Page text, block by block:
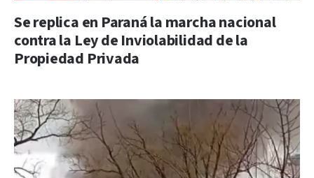
Se replica en Paraná la marcha nacional
contra la Ley de Inviolabilidad de la
Propiedad Privada